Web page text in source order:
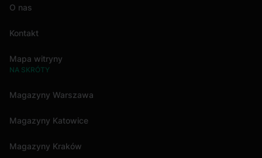
O nas
Kontakt
Mapa witryny
NA SKRÓTY
Magazyny Warszawa
Magazyny Katowice
Magazyny Kraków